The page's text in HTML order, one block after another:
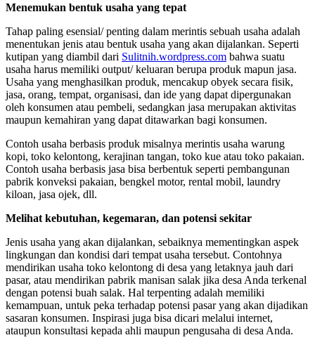
Menemukan bentuk usaha yang tepat
Tahap paling esensial/ penting dalam merintis sebuah usaha adalah
menentukan jenis atau bentuk usaha yang akan dijalankan. Seperti
kutipan yang diambil dari Sulitnih.wordpress.com bahwa suatu
usaha harus memiliki output/ keluaran berupa produk mapun jasa.
Usaha yang menghasilkan produk, mencakup obyek secara fisik,
jasa, orang, tempat, organisasi, dan ide yang dapat dipergunakan
oleh konsumen atau pembeli, sedangkan jasa merupakan aktivitas
maupun kemahiran yang dapat ditawarkan bagi konsumen.
Contoh usaha berbasis produk misalnya merintis usaha warung
kopi, toko kelontong, kerajinan tangan, toko kue atau toko pakaian.
Contoh usaha berbasis jasa bisa berbentuk seperti pembangunan
pabrik konveksi pakaian, bengkel motor, rental mobil, laundry
kiloan, jasa ojek, dll.
Melihat kebutuhan, kegemaran, dan potensi sekitar
Jenis usaha yang akan dijalankan, sebaiknya mementingkan aspek
lingkungan dan kondisi dari tempat usaha tersebut. Contohnya
mendirikan usaha toko kelontong di desa yang letaknya jauh dari
pasar, atau mendirikan pabrik manisan salak jika desa Anda terkenal
dengan potensi buah salak. Hal terpenting adalah memiliki
kemampuan, untuk peka terhadap potensi pasar yang akan dijadikan
sasaran konsumen. Inspirasi juga bisa dicari melalui internet,
ataupun konsultasi kepada ahli maupun pengusaha di desa Anda.